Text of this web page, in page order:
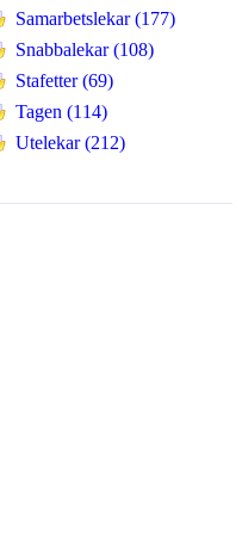
Samarbetslekar (177)
Snabbalekar (108)
Stafetter (69)
Tagen (114)
Utelekar (212)